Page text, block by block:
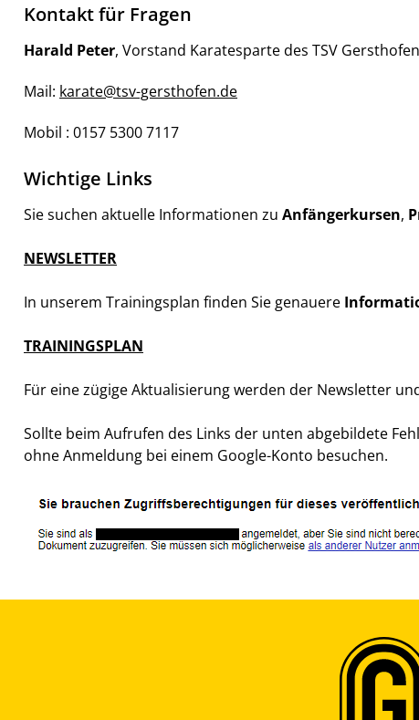
Kontakt für Fragen
Harald Peter, Vorstand Karatesparte des TSV Gersthofen
Mail: karate@tsv-gersthofen.de
Mobil : 0157 5300 7117
Wichtige Links
Sie suchen aktuelle Informationen zu Anfängerkursen,
NEWSLETTER
In unserem Trainingsplan finden Sie genauere
TRAININGSPLAN
Für eine zügige Aktualisierung werden der Newsletter
Sollte beim Aufrufen des Links der unten abgebildete
ohne Anmeldung bei einem Google-Konto besuchen.